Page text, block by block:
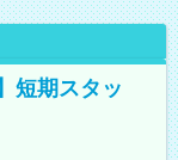
短期スタッ